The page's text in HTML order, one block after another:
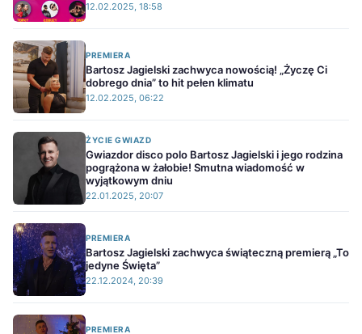
12.02.2025, 18:58
PREMIERA
Bartosz Jagielski zachwyca nowością! „Życzę Ci
dobrego dnia” to hit pełen klimatu
12.02.2025, 06:22
ŻYCIE GWIAZD
Gwiazdor disco polo Bartosz Jagielski i jego rodzina
pogrążona w żałobie! Smutna wiadomość w
wyjątkowym dniu
22.01.2025, 20:07
PREMIERA
Bartosz Jagielski zachwyca świąteczną premierą „To
jedyne Święta”
22.12.2024, 20:39
PREMIERA